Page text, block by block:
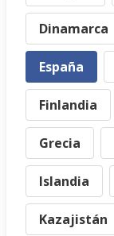
Dinamarca
España
Finlandia
Grecia
Islandia
Kazajistán